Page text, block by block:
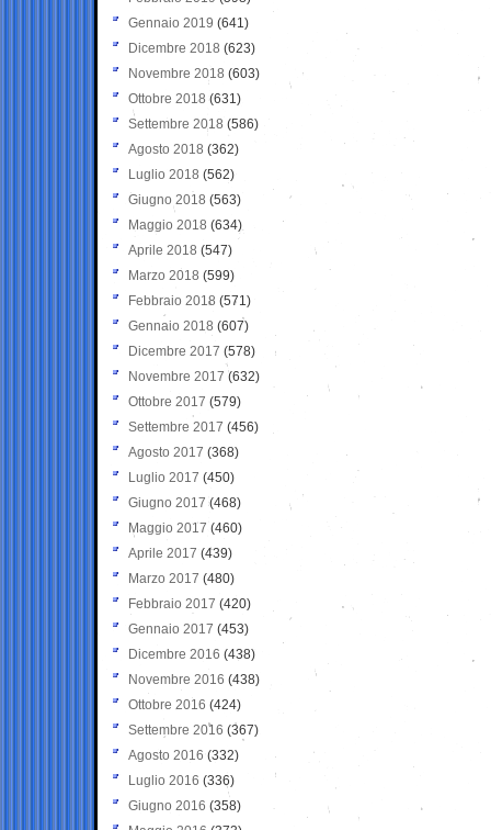
Gennaio 2019 (641)
Dicembre 2018 (623)
Novembre 2018 (603)
Ottobre 2018 (631)
Settembre 2018 (586)
Agosto 2018 (362)
Luglio 2018 (562)
Giugno 2018 (563)
Maggio 2018 (634)
Aprile 2018 (547)
Marzo 2018 (599)
Febbraio 2018 (571)
Gennaio 2018 (607)
Dicembre 2017 (578)
Novembre 2017 (632)
Ottobre 2017 (579)
Settembre 2017 (456)
Agosto 2017 (368)
Luglio 2017 (450)
Giugno 2017 (468)
Maggio 2017 (460)
Aprile 2017 (439)
Marzo 2017 (480)
Febbraio 2017 (420)
Gennaio 2017 (453)
Dicembre 2016 (438)
Novembre 2016 (438)
Ottobre 2016 (424)
Settembre 2016 (367)
Agosto 2016 (332)
Luglio 2016 (336)
Giugno 2016 (358)